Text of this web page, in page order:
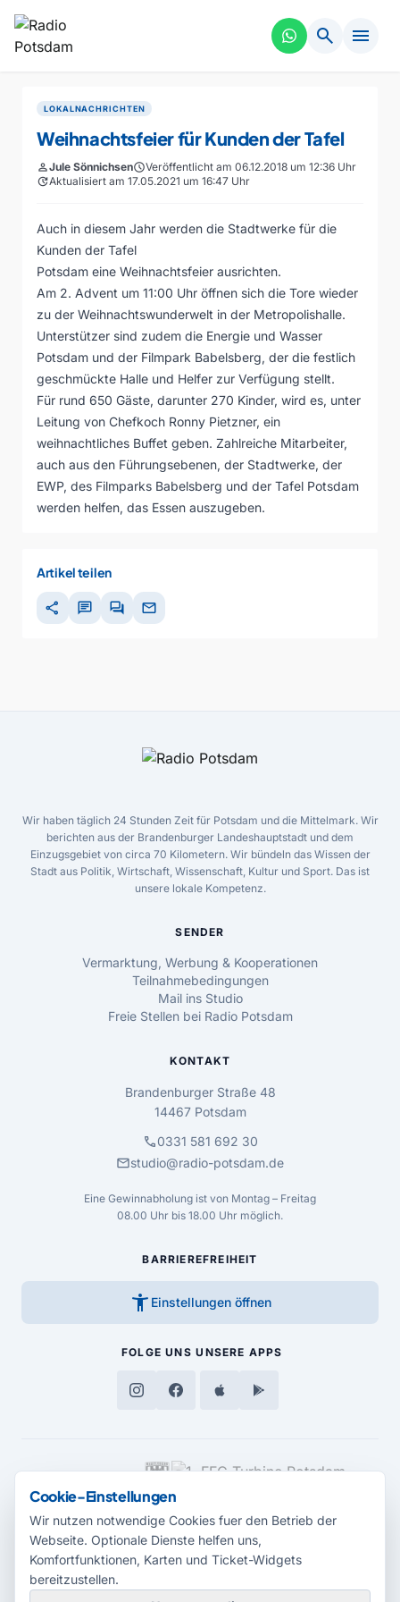
search menu
LOKALNACHRICHTEN
Weihnachtsfeier für Kunden der Tafel
personJule SönnichsenscheduleVeröffentlicht am 06.12.2018 um 12:36 Uhr
updateAktualisiert am 17.05.2021 um 16:47 Uhr
Auch in diesem Jahr werden die Stadtwerke für die
Kunden der Tafel
Potsdam eine Weihnachtsfeier ausrichten.
Am 2. Advent um 11:00 Uhr öffnen sich die Tore wieder
zu der Weihnachtswunderwelt in der Metropolishalle.
Unterstützer sind zudem die Energie und Wasser
Potsdam und der Filmpark Babelsberg, der die festlich
geschmückte Halle und Helfer zur Verfügung stellt.
Für rund 650 Gäste, darunter 270 Kinder, wird es, unter
Leitung von Chefkoch Ronny Pietzner, ein
weihnachtliches Buffet geben. Zahlreiche Mitarbeiter,
auch aus den Führungsebenen, der Stadtwerke, der
EWP, des Filmparks Babelsberg und der Tafel Potsdam
werden helfen, das Essen auszugeben.
Artikel teilen
share chat forum mail
Wir haben täglich 24 Stunden Zeit für Potsdam und die Mittelmark. Wir
berichten aus der Brandenburger Landeshauptstadt und dem
Einzugsgebiet von circa 70 Kilometern. Wir bündeln das Wissen der
Stadt aus Politik, Wirtschaft, Wissenschaft, Kultur und Sport. Das ist
unsere lokale Kompetenz.
SENDER
Vermarktung, Werbung & Kooperationen
Teilnahmebedingungen
Mail ins Studio
Freie Stellen bei Radio Potsdam
KONTAKT
Brandenburger Straße 48
14467 Potsdam
call0331 581 692 30
mailstudio@radio-potsdam.de
Eine Gewinnabholung ist von Montag – Freitag
08.00 Uhr bis 18.00 Uhr möglich.
BARRIEREFREIHEIT
accessibility_new Einstellungen öffnen
FOLGE UNS UNSERE APPS
MEDIENPARTNER
Cookie-Einstellungen
Wir nutzen notwendige Cookies fuer den Betrieb der
Webseite. Optionale Dienste helfen uns,
Komfortfunktionen, Karten und Ticket-Widgets
bereitzustellen.